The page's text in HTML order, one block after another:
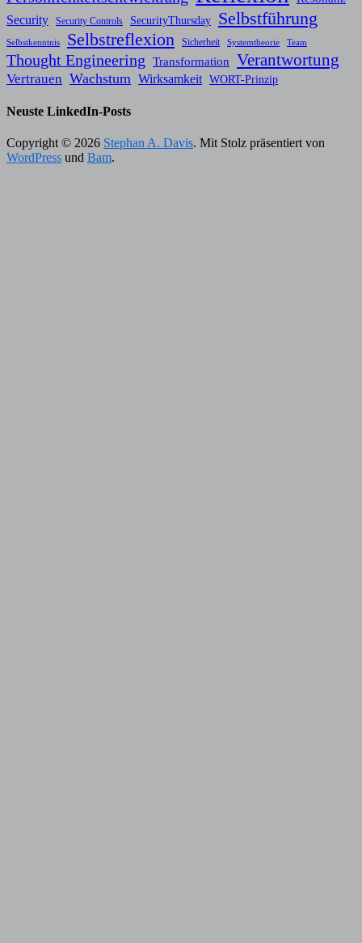
Security
Security Controls SecurityThursday Selbstführung
Selbstkenntnis Selbstreflexion Sicherheit Systemtheorie Team
Thought Engineering Transformation Verantwortung
Vertrauen Wachstum Wirksamkeit WORT-Prinzip
Neuste LinkedIn-Posts
Copyright © 2026 Stephan A. Davis. Mit Stolz präsentiert von
WordPress und Bam.